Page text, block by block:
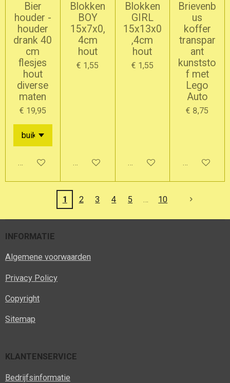
Bier
houder -
houder
drank 40
cm
flesjes
hout
diverse
maten
€ 19,95
Bekijk details
Blokken
BOY
15x7x0,
4cm
hout
€ 1,55
In winkelwagen
Blokken
GIRL
15x13x0
,4cm
hout
€ 1,55
In winkelwagen
Brievenb
us
koffer
transpar
ant
kunststo
f met
Lego
Auto
€ 8,75
In
1 2 3 4 5 10
INFORMATIE
Algemene voorwaarden
Privacy Policy
Copyright
Sitemap
KLANTENSERVICE
Bedrijfsinformatie